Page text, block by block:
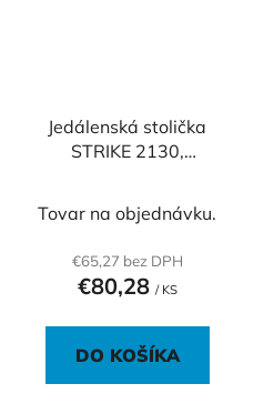
Jedálenská stolička
STRIKE 2130,
Tovar na objednávku.
€65,27 bez DPH
€80,28 / KS
DO KOŠÍKA